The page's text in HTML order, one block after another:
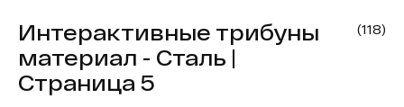
Интерактивные трибуны
материал - Сталь |
Страница 5
(118)